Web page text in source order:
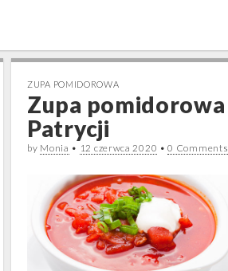
ZUPA POMIDOROWA
Zupa pomidorowa
Patrycji
by Monia • 12 czerwca 2020 •0 Comments